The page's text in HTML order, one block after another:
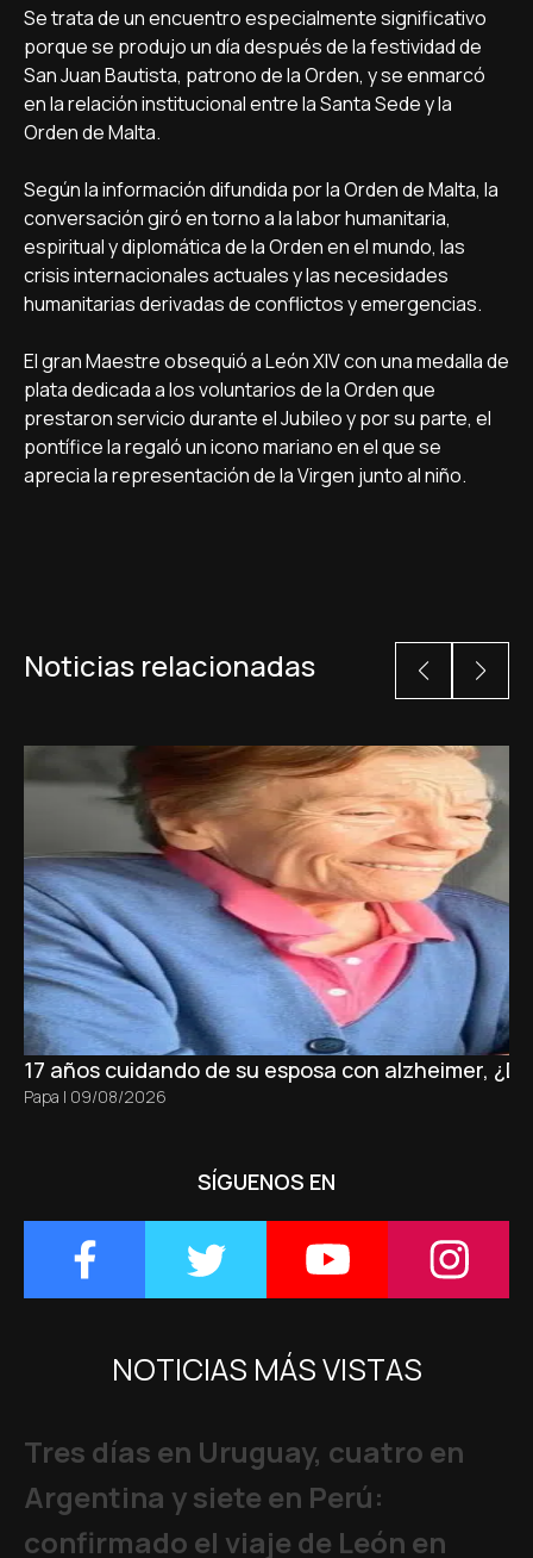
Se trata de un encuentro especialmente significativo
porque se produjo un día después de la festividad de
San Juan Bautista, patrono de la Orden, y se enmarcó
en la relación institucional entre la Santa Sede y la
Orden de Malta.
Según la información difundida por la Orden de Malta, la
conversación giró en torno a la labor humanitaria,
espiritual y diplomática de la Orden en el mundo, las
crisis internacionales actuales y las necesidades
humanitarias derivadas de conflictos y emergencias.
El gran Maestre obsequió a León XIV con una medalla de
plata dedicada a los voluntarios de la Orden que
prestaron servicio durante el Jubileo y por su parte, el
pontífice la regaló un icono mariano en el que se
aprecia la representación de la Virgen junto al niño.
Noticias relacionadas
17 años cuidando de su esposa con alzheimer,
Papa | 09/08/2026
SÍGUENOS EN
NOTICIAS MÁS VISTAS
Tres días en Uruguay, cuatro en
Argentina y siete en Perú:
confirmado el viaje de León en